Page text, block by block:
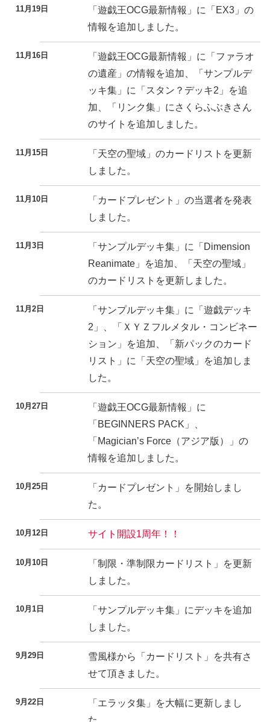
11月19日
「遊戯王OCG最新情報」に「EX3」の
情報を追加しました。
11月16日
「遊戯王OCG最新情報」に「ファラオ
の遺産」の情報を追加、「サンプルデ
ッキ集」に「スタン？デッキ2」を追
加、「リンク集」にさくらふぶきさん
のサイトを追加しました。
11月15日
「天空の聖域」のカードリストを更新
しました。
11月10日
「カードプレゼント」の当選者を発表
しました。
11月3日
「サンプルデッキ集」に「Dimension
Reanimate」を追加、「天空の聖域」
のカードリストを更新しました。
11月2日
「サンプルデッキ集」に「遊戯デッキ
2」、「ＸＹＺフルメタル・コンビネー
ション」を追加、「新パックのカード
リスト」に「天空の聖域」を追加しま
した。
10月27日
「遊戯王OCG最新情報」に
「BEGINNERS PACK」、
「Magician’s Force（アジア版）」の
情報を追加しました。
10月25日
「カードプレゼント」を開始しまし
た。
10月12日 サイト開設1周年！！
10月10日
「制限・準制限カードリスト」を更新
しました。
10月1日
「サンプルデッキ集」にデッキを追加
しました。
9月29日
雪風様から「カードリスト」を共有さ
せて頂きました。
9月22日
「エラッタ集」を大幅に更新しまし
た。